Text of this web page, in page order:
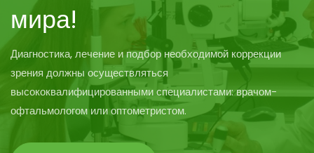
мира!
Диагностика, лечение и подбор необходимой коррекции
зрения должны осуществляться
высококвалифицированными специалистами: врачом-
офтальмологом или оптометристом.